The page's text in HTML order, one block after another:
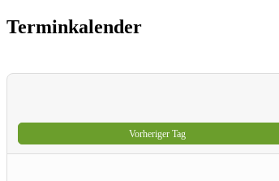
Terminkalender
Vorheriger Tag